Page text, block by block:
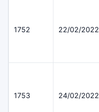
1752 22/02/2022
1753 24/02/2022